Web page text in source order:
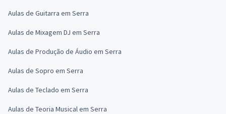
Aulas de Guitarra em Serra
Aulas de Mixagem DJ em Serra
Aulas de Produção de Áudio em Serra
Aulas de Sopro em Serra
Aulas de Teclado em Serra
Aulas de Teoria Musical em Serra